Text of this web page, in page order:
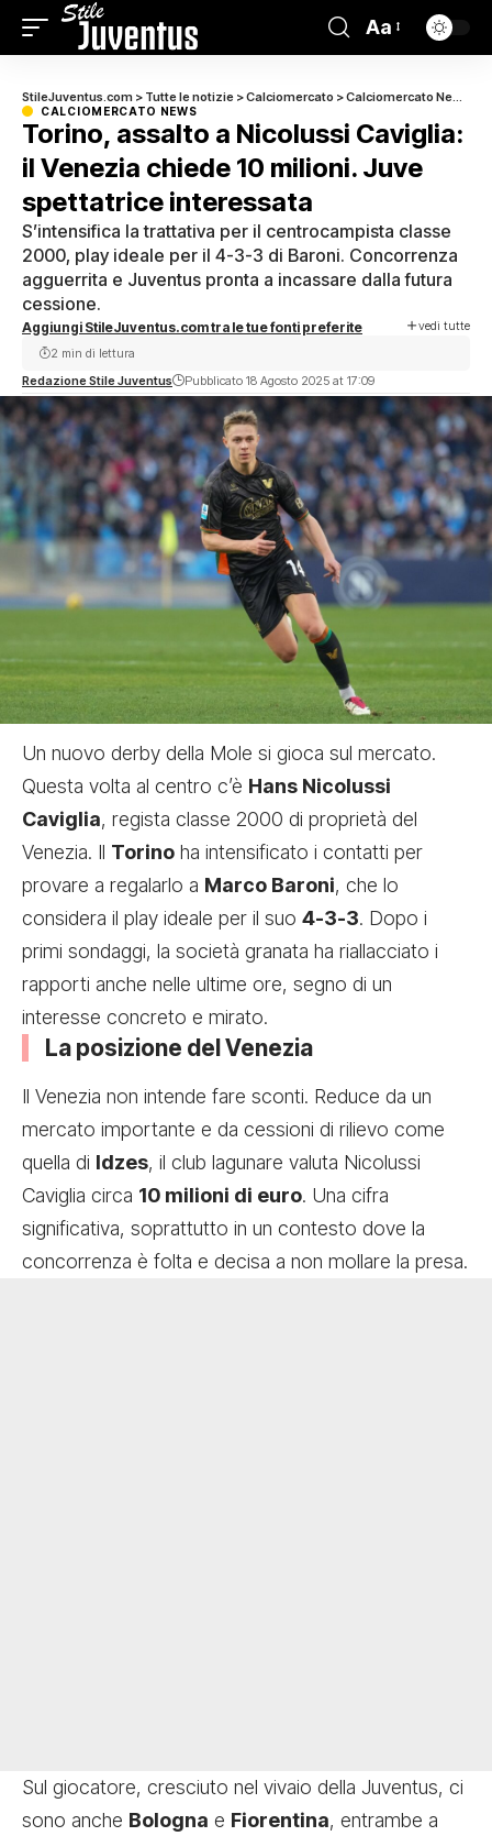
Aa
StileJuventus.com > Tutte le notizie >Calciomercato >Calciomercato News
CALCIOMERCATO NEWS
Torino, assalto a Nicolussi Caviglia:
il Venezia chiede 10 milioni. Juve
spettatrice interessata
S’intensifica la trattativa per il centrocampista classe
2000, play ideale per il 4-3-3 di Baroni. Concorrenza
agguerrita e Juventus pronta a incassare dalla futura
cessione.
Aggiungi StileJuventus.com tra le tue fonti preferite vedi tutte
Redazione Stile Juventus Pubblicato 18 Agosto 2025 at 17:09
2 min di lettura
Un nuovo derby della Mole si gioca sul mercato.
Questa volta al centro c’è Hans Nicolussi
Caviglia, regista classe 2000 di proprietà del
Venezia. Il Torino ha intensificato i contatti per
provare a regalarlo a Marco Baroni, che lo
considera il play ideale per il suo 4-3-3. Dopo i
primi sondaggi, la società granata ha riallacciato i
rapporti anche nelle ultime ore, segno di un
interesse concreto e mirato.
La posizione del Venezia
Il Venezia non intende fare sconti. Reduce da un
mercato importante e da cessioni di rilievo come
quella di Idzes, il club lagunare valuta Nicolussi
Caviglia circa 10 milioni di euro. Una cifra
significativa, soprattutto in un contesto dove la
concorrenza è folta e decisa a non mollare la presa.
Sul giocatore, cresciuto nel vivaio della Juventus, ci
sono anche Bologna e Fiorentina, entrambe a